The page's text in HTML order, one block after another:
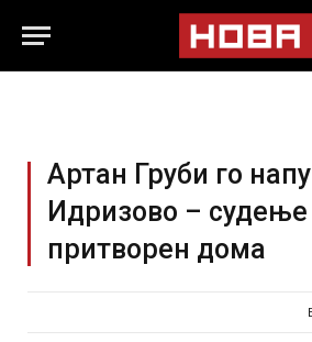
Артан Груби го
Идризово – судење
притворен дома